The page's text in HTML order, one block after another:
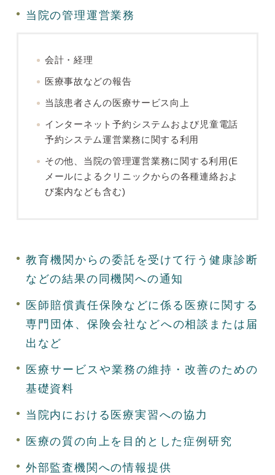
当院の管理運営業務
会計・経理
医療事故などの報告
当該患者さんの医療サービス向上
インターネット予約システムおよび児童電話
予約システム運営業務に関する利用
その他、当院の管理運営業務に関する利用(E
メールによるクリニックからの各種連絡およ
び案内なども含む)
教育機関からの委託を受けて行う健康診断
などの結果の同機関への通知
医師賠償責任保険などに係る医療に関する
専門団体、保険会社などへの相談または届
出など
医療サービスや業務の維持・改善のための
基礎資料
当院内における医療実習への協力
医療の質の向上を目的とした症例研究
外部監査機関への情報提供